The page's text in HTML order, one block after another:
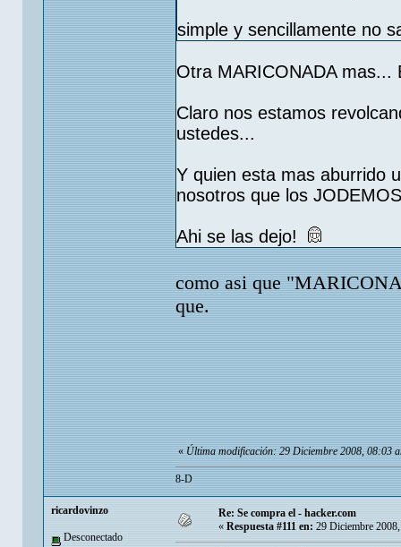
simple y sencillamente no
Otra MARICONADA
Claro nos estamos
ustedes...
Y quien esta mas aburrido
nosotros que los
Ahi se las dejo!
como asi que
que.
«Última modificación: 29 Diciembre 2008, 08:03
8-D
ricardovinzo
Desconectado
Re: Se compra el - hacker.com
« Respuesta #111 en: 29 Diciembre